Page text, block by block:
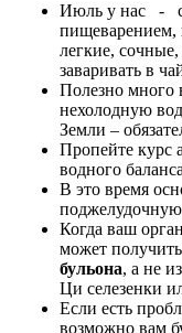
Июль у нас -
пищеварением,
легкие,
заваривать в
Полезно много
нехолодную
Земли –
Пропейте курс
водного
В это время
поджелудочную
Когда ваш
может
бульона, а не
Ци селезенки
Если есть
возможно вам